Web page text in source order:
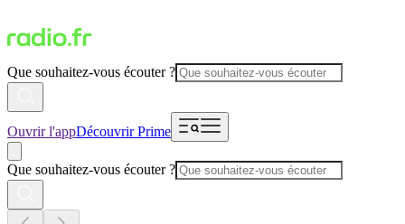
Que souhaitez-vous écouter ?
Ouvrir l'appDécouvrir Prime
Que souhaitez-vous écouter ?